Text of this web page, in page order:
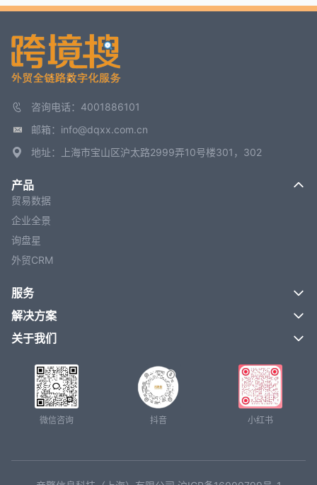
咨询电话：4001886101
邮箱：info@dqxx.com.cn
地址：上海市宝山区沪太路2999弄10号楼301，302
产品
贸易数据
企业全景
询盘星
外贸CRM
服务
解决方案
关于我们
微信咨询 抖音 小红书